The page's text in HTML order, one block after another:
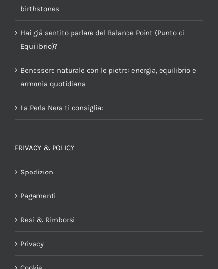
birthstones
Hai già sentito parlare del Balance Point (Punto di
Equilibrio)?
Benessere naturale con le pietre: energia, equilibrio e
armonia quotidiana
La Perla Nera ti consiglia:
PRIVACY & POLICY
Spedizioni
Pagamenti
Resi & Rimborsi
Privacy